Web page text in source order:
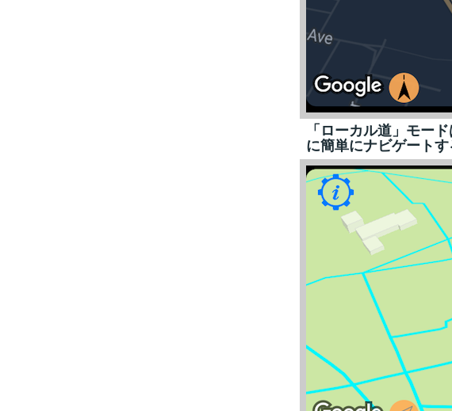
「ローカル道」モー
に簡単にナビゲートす